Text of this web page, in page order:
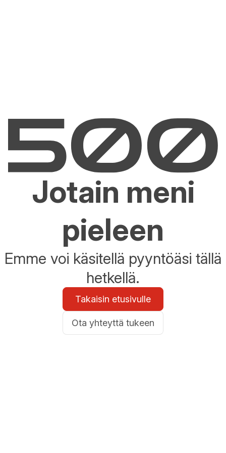
Jotain meni
pieleen
Emme voi käsitellä pyyntöäsi tällä
hetkellä.
Takaisin etusivulle
Ota yhteyttä tukeen